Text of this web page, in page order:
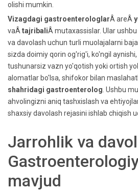
olishi mumkin.
Vizagdagi gastroenterologlarÂ areÂ
vaÂ tajribaliÂ mutaxassislar. Ular
va davolash uchun turli muolajalarni
sizda doimiy qorin og'rig'i, ko'ngil
tushunarsiz vazn yo'qotish yoki ortish
alomatlar bo'lsa, shifokor bilan
shahridagi gastroenterolog . Ushbu
ahvolingizni aniq tashxislash va
shaxsiy davolash rejasini ishlab chiqish
Jarrohlik va
mavjud